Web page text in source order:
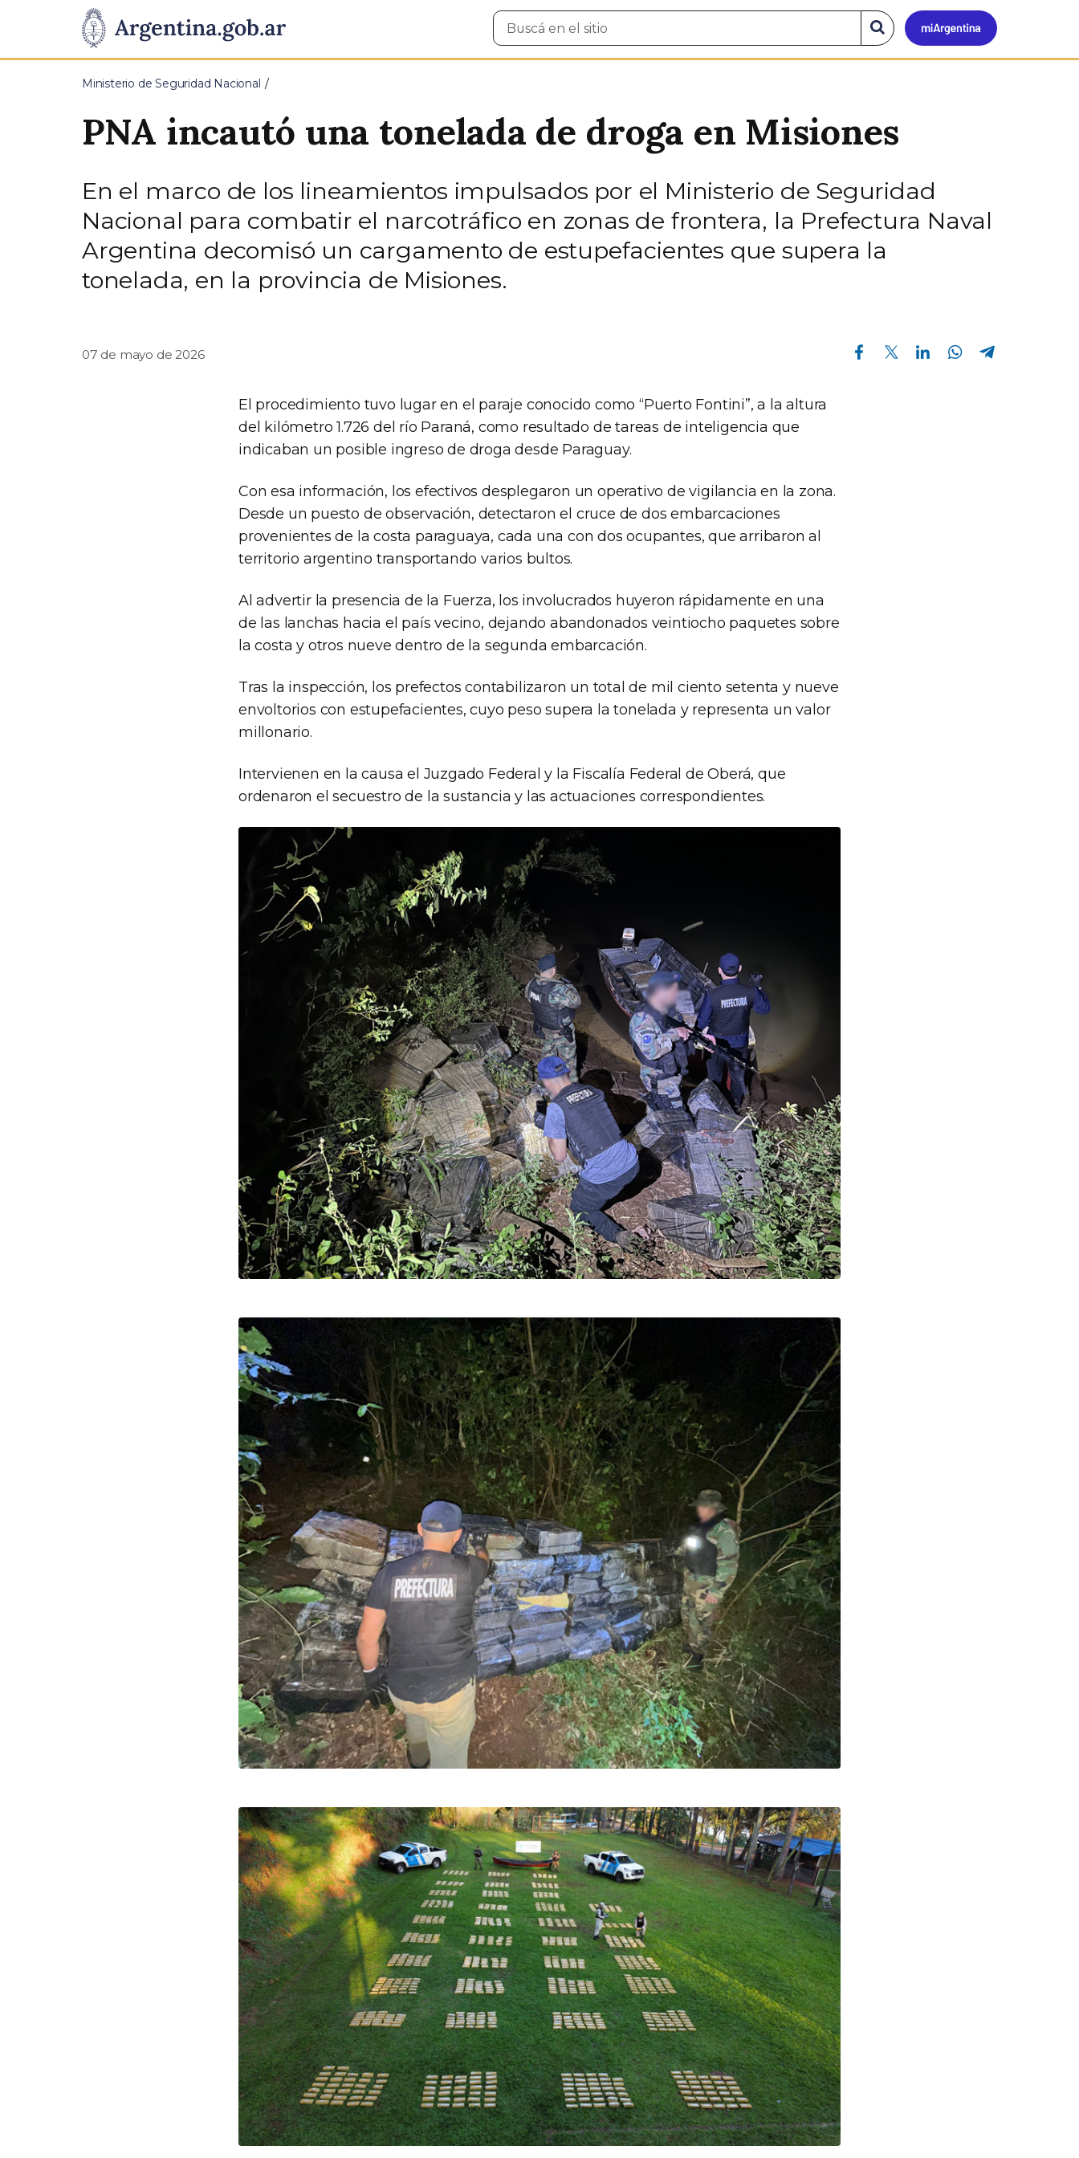
Presidencia
de
Pasar al contenido principal
Mi
Buscar
en
Buscar
en
el
Ministerio de Seguridad Nacional
PNA incautó una tonelada de droga en Misiones
En el marco de los lineamientos impulsados por el Ministerio de Seguridad
Nacional para combatir el narcotráfico en zonas de frontera, la Prefectura Naval
Argentina decomisó un cargamento de estupefacientes que supera la
tonelada, en la provincia de Misiones.
07 de mayo de 2026
Compartir en Facebook Compartir en Twitter Compartir en Linkedin Compartir en Whatsapp
El procedimiento tuvo lugar en el paraje conocido como “Puerto Fontini”, a la altura
del kilómetro 1.726 del río Paraná, como resultado de tareas de inteligencia que
indicaban un posible ingreso de droga desde Paraguay.
Con esa información, los efectivos desplegaron un operativo de vigilancia en la zona.
Desde un puesto de observación, detectaron el cruce de dos embarcaciones
provenientes de la costa paraguaya, cada una con dos ocupantes, que arribaron al
territorio argentino transportando varios bultos.
Al advertir la presencia de la Fuerza, los involucrados huyeron rápidamente en una
de las lanchas hacia el país vecino, dejando abandonados veintiocho paquetes sobre
la costa y otros nueve dentro de la segunda embarcación.
Tras la inspección, los prefectos contabilizaron un total de mil ciento setenta y nueve
envoltorios con estupefacientes, cuyo peso supera la tonelada y representa un valor
millonario.
Intervienen en la causa el Juzgado Federal y la Fiscalía Federal de Oberá, que
ordenaron el secuestro de la sustancia y las actuaciones correspondientes.